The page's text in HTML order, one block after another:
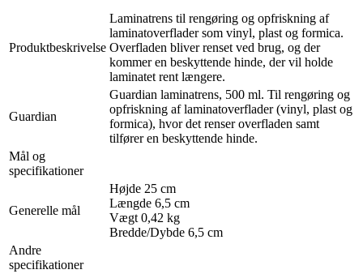
Produktbeskrivelse
Laminatrens til rengøring og opfriskning af
laminatoverflader som vinyl, plast og formica.
Overfladen bliver renset ved brug, og der
kommer en beskyttende hinde, der vil holde
laminatet rent længere.
Guardian
Guardian laminatrens, 500 ml. Til rengøring og
opfriskning af laminatoverflader (vinyl, plast og
formica), hvor det renser overfladen samt
tilfører en beskyttende hinde.
Mål og
specifikationer
Generelle mål
Højde 25 cm
Længde 6,5 cm
Vægt 0,42 kg
Bredde/Dybde 6,5 cm
Andre
specifikationer